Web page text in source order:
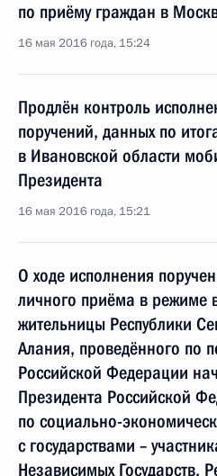
по приёму граждан в
16 мая 2016 года, 15:24
Продлён контроль
поручений, данных по
в Ивановской области
Президента
16 мая 2016 года, 15:21
О ходе исполнения
личного приёма в режиме
жительницы Республики
Алания, проведённого по
Российской Федерации
Президента Российской
по социально-
с государствами –
Независимых Государств,